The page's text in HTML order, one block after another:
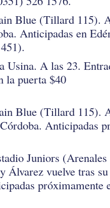
Blue (Tillard 115).
Anticipadas en
Usina. A las 23.
la puerta $40
Blue (Tillard 115).
Anticipadas
Juniors
Álvarez vuelve tras
próximamente